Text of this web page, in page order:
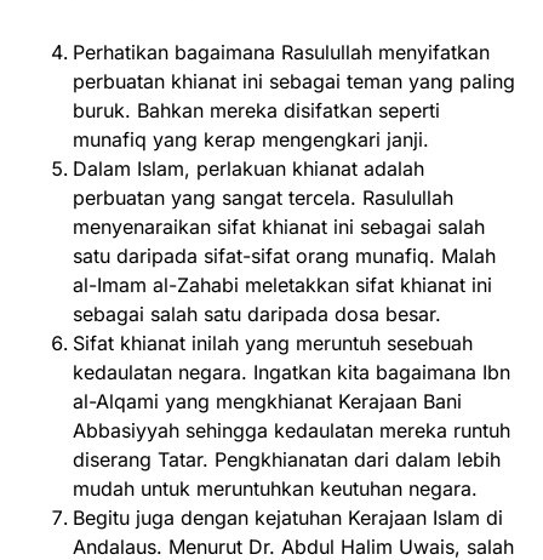
Perhatikan bagaimana Rasulullah menyifatkan
perbuatan khianat ini sebagai teman yang paling
buruk. Bahkan mereka disifatkan seperti
munafiq yang kerap mengengkari janji.
Dalam Islam, perlakuan khianat adalah
perbuatan yang sangat tercela. Rasulullah
menyenaraikan sifat khianat ini sebagai salah
satu daripada sifat-sifat orang munafiq. Malah
al-Imam al-Zahabi meletakkan sifat khianat ini
sebagai salah satu daripada dosa besar.
Sifat khianat inilah yang meruntuh sesebuah
kedaulatan negara. Ingatkan kita bagaimana Ibn
al-Alqami yang mengkhianat Kerajaan Bani
Abbasiyyah sehingga kedaulatan mereka runtuh
diserang Tatar. Pengkhianatan dari dalam lebih
mudah untuk meruntuhkan keutuhan negara.
Begitu juga dengan kejatuhan Kerajaan Islam di
Andalaus. Menurut Dr. Abdul Halim Uwais, salah